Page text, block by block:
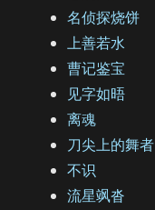
名侦探烧饼
上善若水
曹记鉴宝
见字如晤
离魂
刀尖上的舞者
不识
流星飒沓